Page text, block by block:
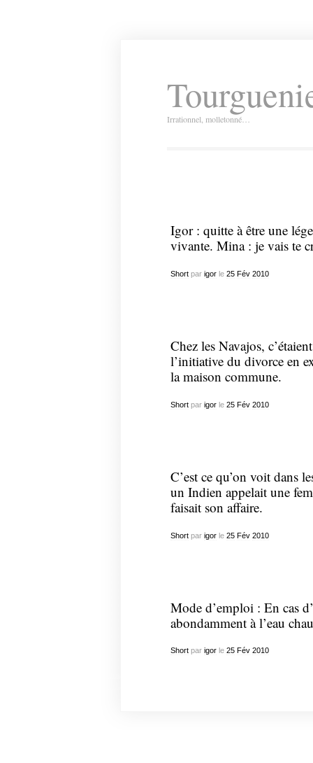
Irrationnel, molletonné…
Igor : quitte à être une
vivante. Mina : je vais te
Shortpar igorle 25 Fév 2010
Chez les Navajos,
l’initiative du divorce en
la maison commune.
Shortpar igorle 25 Fév 2010
C’est ce qu’on voit dans
un Indien appelait une
faisait son affaire.
Shortpar igorle 25 Fév 2010
Mode d’emploi : En cas
abondamment à l’eau
Shortpar igorle 25 Fév 2010